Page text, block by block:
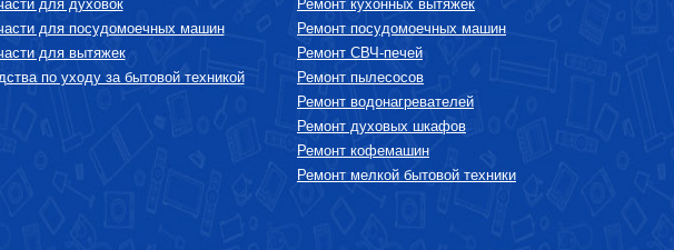
для духовок
для посудомоечных машин
для вытяжек
по уходу за бытовой техникой
Ремонт кухонных вытяжек
Ремонт посудомоечных машин
Ремонт СВЧ-печей
Ремонт пылесосов
Ремонт водонагревателей
Ремонт духовых шкафов
Ремонт кофемашин
Ремонт мелкой бытовой техники